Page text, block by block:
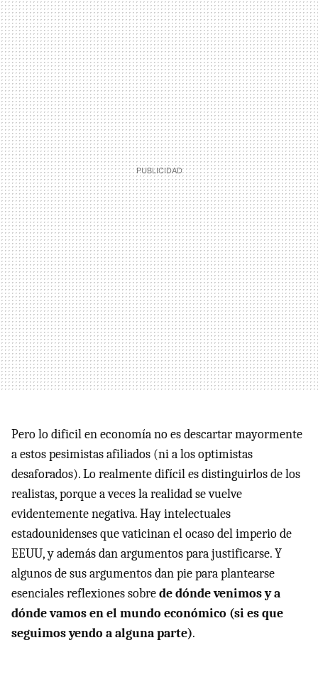
Pero lo dificil en economía no es descartar mayormente
a estos pesimistas afiliados (ni a los optimistas
desaforados). Lo realmente difícil es distinguirlos de los
realistas, porque a veces la realidad se vuelve
evidentemente negativa. Hay intelectuales
estadounidenses que vaticinan el ocaso del imperio de
EEUU, y además dan argumentos para justificarse. Y
algunos de sus argumentos dan pie para plantearse
esenciales reflexiones sobrede dónde venimos y a
dónde vamos en el mundo económico (si es que
seguimos yendo a alguna parte).